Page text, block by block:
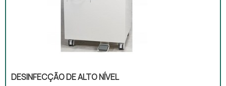
DESINFECÇÃO DE ALTO NÍVEL